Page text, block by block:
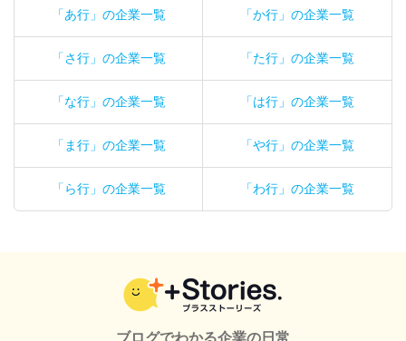
「あ行」の企業一覧 「か行」の企業一覧
「さ行」の企業一覧 「た行」の企業一覧
「な行」の企業一覧 「は行」の企業一覧
「ま行」の企業一覧 「や行」の企業一覧
「ら行」の企業一覧 「わ行」の企業一覧
ブログでわかる企業の日常